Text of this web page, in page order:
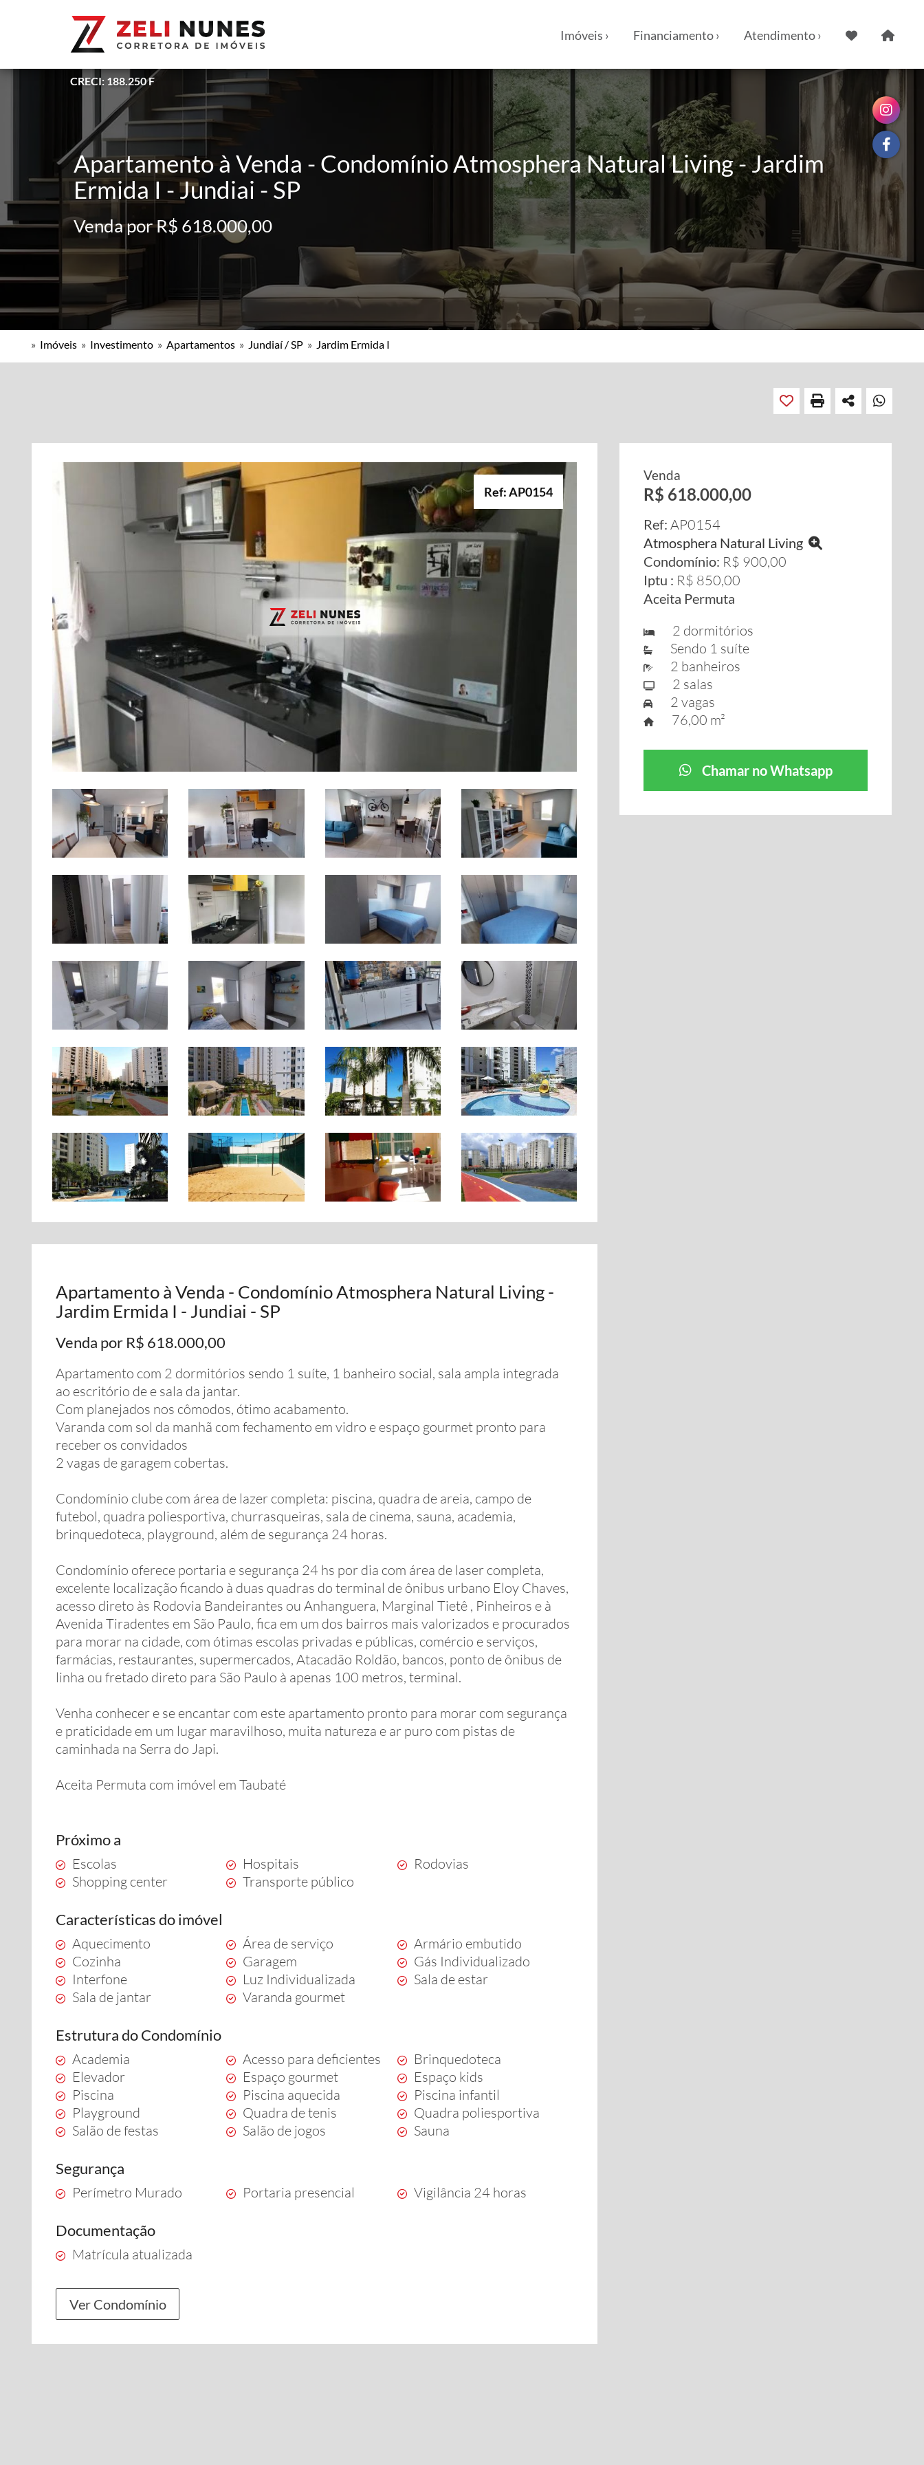
CRECI: 188.250 F
Imóveis › Financiamento › Atendimento ›
Apartamento à Venda - Condomínio Atmosphera Natural Living - Jardim
Ermida I - Jundiai - SP
Venda por R$ 618.000,00
» Imóveis » Investimento » Apartamentos » Jundiaí / SP » Jardim Ermida I
Ref: AP0154
Apartamento à Venda - Condomínio Atmosphera Natural Living -
Jardim Ermida I - Jundiai - SP
Venda por R$ 618.000,00
Apartamento com 2 dormitórios sendo 1 suíte, 1 banheiro social, sala ampla integrada
ao escritório de e sala da jantar.
Com planejados nos cômodos, ótimo acabamento.
Varanda com sol da manhã com fechamento em vidro e espaço gourmet pronto para
receber os convidados
2 vagas de garagem cobertas.
Condomínio clube com área de lazer completa: piscina, quadra de areia, campo de
futebol, quadra poliesportiva, churrasqueiras, sala de cinema, sauna, academia,
brinquedoteca, playground, além de segurança 24 horas.
Condomínio oferece portaria e segurança 24 hs por dia com área de laser completa,
excelente localização ficando à duas quadras do terminal de ônibus urbano Eloy Chaves,
acesso direto às Rodovia Bandeirantes ou Anhanguera, Marginal Tietê , Pinheiros e à
Avenida Tiradentes em São Paulo, fica em um dos bairros mais valorizados e procurados
para morar na cidade, com ótimas escolas privadas e públicas, comércio e serviços,
farmácias, restaurantes, supermercados, Atacadão Roldão, bancos, ponto de ônibus de
linha ou fretado direto para São Paulo à apenas 100 metros, terminal.
Venha conhecer e se encantar com este apartamento pronto para morar com segurança
e praticidade em um lugar maravilhoso, muita natureza e ar puro com pistas de
caminhada na Serra do Japi.
Aceita Permuta com imóvel em Taubaté
Próximo a
Escolas Hospitais
Rodovias
Shopping center
Transporte público
Características do imóvel
Aquecimento Área de serviço
Armário embutido
Cozinha
Garagem
Gás Individualizado
Interfone
Luz Individualizada
Sala de estar
Sala de jantar
Varanda gourmet
Estrutura do Condomínio
Academia Acesso para deficientes
Brinquedoteca
Elevador
Espaço gourmet
Espaço kids
Piscina
Piscina aquecida
Piscina infantil
Playground
Quadra de tenis
Quadra poliesportiva
Salão de festas
Salão de jogos Sauna
Segurança
Perímetro Murado Portaria presencial Vigilância 24 horas
Documentação
Matrícula atualizada
Ver Condomínio
Venda
R$ 618.000,00
Ref: AP0154
Atmosphera Natural Living
Condomínio: R$ 900,00
Iptu : R$ 850,00
Aceita Permuta
2 dormitórios
Sendo 1 suíte
2 banheiros
2 salas
2 vagas
76,00 m²
Chamar no Whatsapp